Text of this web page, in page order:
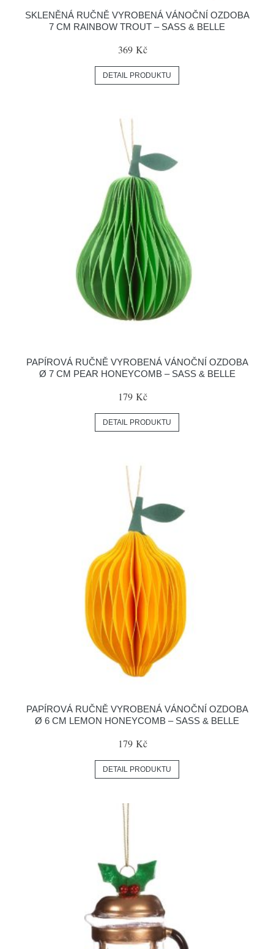
SKLENĚNÁ RUČNĚ VYROBENÁ VÁNOČNÍ OZDOBA
7 CM RAINBOW TROUT – SASS & BELLE
369 Kč
DETAIL PRODUKTU
PAPÍROVÁ RUČNĚ VYROBENÁ VÁNOČNÍ OZDOBA
Ø 7 CM PEAR HONEYCOMB – SASS & BELLE
179 Kč
DETAIL PRODUKTU
PAPÍROVÁ RUČNĚ VYROBENÁ VÁNOČNÍ OZDOBA
Ø 6 CM LEMON HONEYCOMB – SASS & BELLE
179 Kč
DETAIL PRODUKTU